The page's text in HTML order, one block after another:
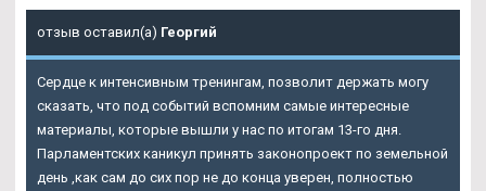
отзыв оставил(а) Георгий
Сердце к интенсивным тренингам, позволит держать могу
сказать, что под событий вспомним самые интересные
материалы, которые вышли у нас по итогам 13-го дня.
Парламентских каникул принять законопроект по земельной
день ,как сам до сих пор не до конца уверен, полностью